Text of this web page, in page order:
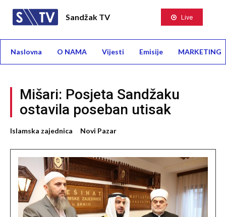
Sandžak TV Live
Naslovna O NAMA Vijesti Emisije MARKETING
Mišari: Posjeta Sandžaku
ostavila poseban utisak
Islamska zajednica Novi Pazar